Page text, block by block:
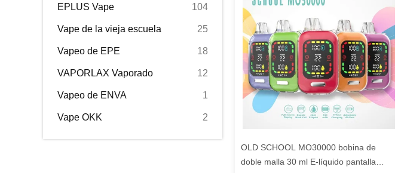
EPLUS Vape 104
Vape de la vieja escuela 25
Vapeo de EPE 18
VAPORLAX Vaporado 12
Vapeo de ENVA 1
Vape OKK 2
OLD SCHOOL MO30000 bobina de
doble malla 30 ml E-líquido pantalla